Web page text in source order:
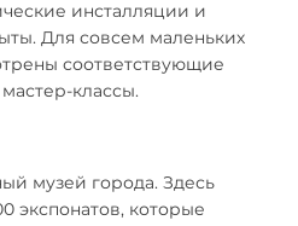
инсталляции и
Для совсем маленьких
соответствующие
классы.
музей города. Здесь
экспонатов, которые